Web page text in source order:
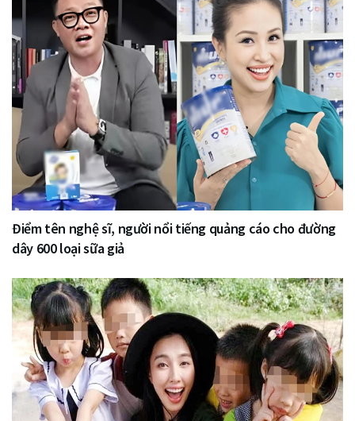
Điểm tên nghệ sĩ, người nổi tiếng quảng cáo cho đường
dây 600 loại sữa giả